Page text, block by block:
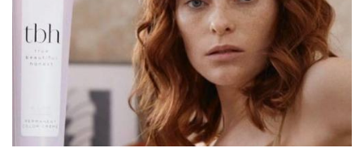
Une coloration multidimensionnelle qui rehausse les
contrastes naturels des cheveux
Formules véganes*
jusqu'à 93% d'ingrédients d'origine naturelle**
jusqu'à 50% d'ammoniaque en moins ***